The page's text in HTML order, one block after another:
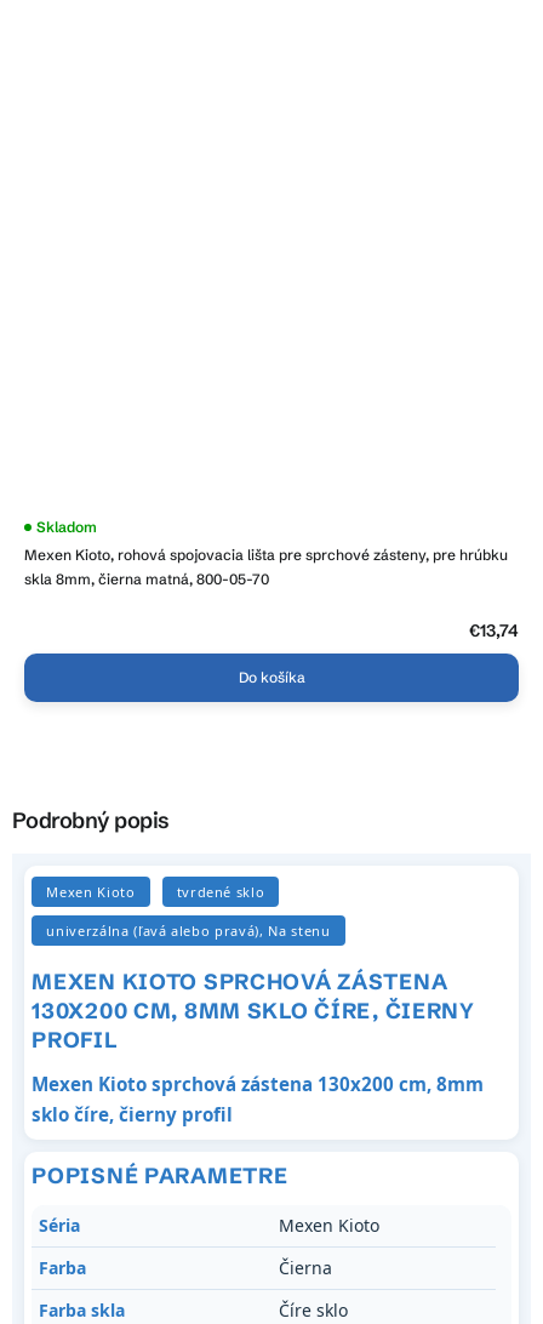
Mexen Kioto, rohová spojovacia lišta pre sprchové zásteny, pre hrúbku
skla 8mm, čierna matná, 800-05-70
Skladom
€13,74
Do košíka
Podrobný popis
Mexen Kioto tvrdené sklo
univerzálna (ľavá alebo pravá), Na stenu
MEXEN KIOTO SPRCHOVÁ ZÁSTENA
130X200 CM, 8MM SKLO ČÍRE, ČIERNY
PROFIL
Mexen Kioto sprchová zástena 130x200 cm, 8mm
sklo číre, čierny profil
POPISNÉ PARAMETRE
Séria
Mexen Kioto
Farba
Čierna
Farba skla
Číre sklo